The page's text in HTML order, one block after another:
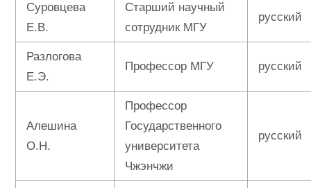
Суровцева
Е.В.
Старший научный
сотрудник МГУ
русский
Разлогова
Е.Э.
Профессор МГУ русский
Алешина
О.Н.
Профессор
Государственного
университета
Чжэнчжи
русский